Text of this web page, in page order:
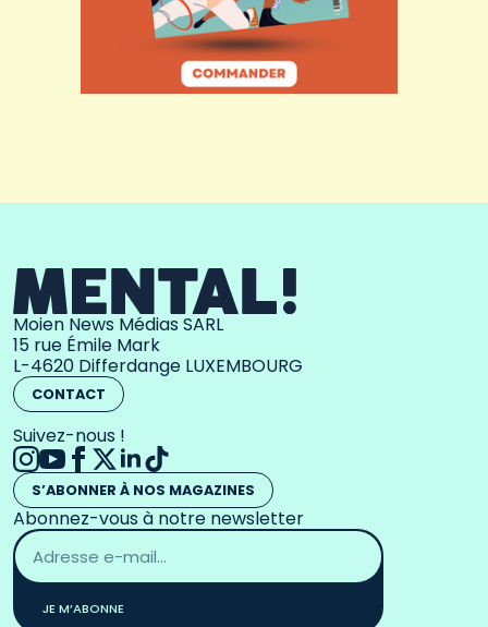
Moien News Médias SARL
15 rue Émile Mark
L-4620 Differdange LUXEMBOURG
CONTACT
Suivez-nous !
S’ABONNER À NOS MAGAZINES
Abonnez-vous à notre newsletter
Adresse
email
*
JE M’ABONNE